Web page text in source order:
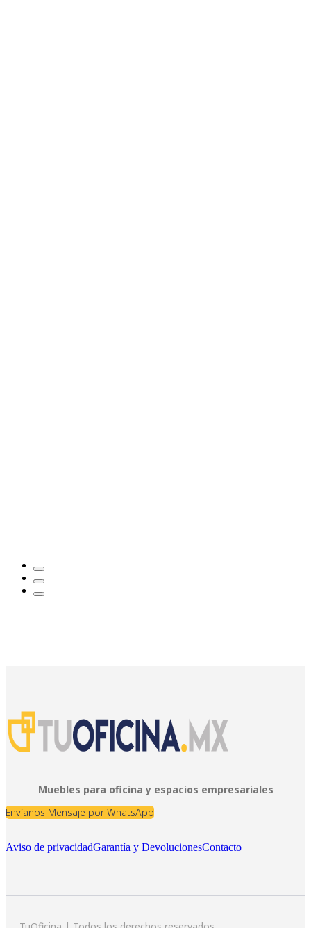
Muebles para oficina y espacios empresariales
Envíanos Mensaje por WhatsApp
Aviso de privacidadGarantía y DevolucionesContacto